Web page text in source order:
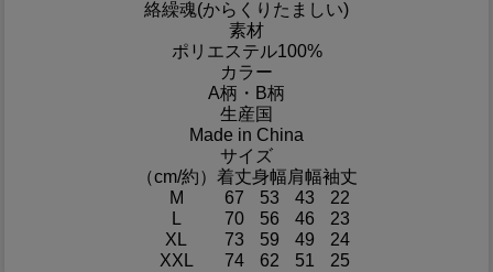
絡繰魂(からくりたましい)
素材
ポリエステル100%
カラー
A柄・B柄
生産国
Made in China
サイズ
（cm/約） 着丈身幅肩幅袖丈
M
67 53 43
22
L
70 56 46
23
XL
73 59 49
24
XXL
74 62 51 25